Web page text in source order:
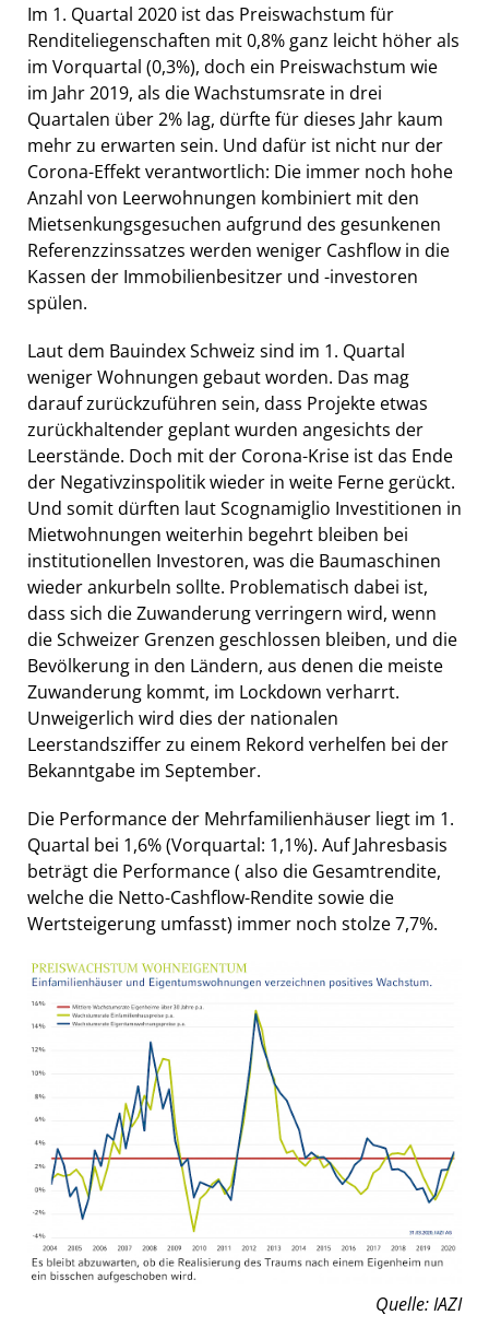
Im 1. Quartal 2020 ist das Preiswachstum für
Renditeliegenschaften mit 0,8% ganz leicht höher als
im Vorquartal (0,3%), doch ein Preiswachstum wie
im Jahr 2019, als die Wachstumsrate in drei
Quartalen über 2% lag, dürfte für dieses Jahr kaum
mehr zu erwarten sein. Und dafür ist nicht nur der
Corona-Effekt verantwortlich: Die immer noch hohe
Anzahl von Leerwohnungen kombiniert mit den
Mietsenkungsgesuchen aufgrund des gesunkenen
Referenzzinssatzes werden weniger Cashflow in die
Kassen der Immobilienbesitzer und -investoren
spülen.
Laut dem Bauindex Schweiz sind im 1. Quartal
weniger Wohnungen gebaut worden. Das mag
darauf zurückzuführen sein, dass Projekte etwas
zurückhaltender geplant wurden angesichts der
Leerstände. Doch mit der Corona-Krise ist das Ende
der Negativzinspolitik wieder in weite Ferne gerückt.
Und somit dürften laut Scognamiglio Investitionen in
Mietwohnungen weiterhin begehrt bleiben bei
institutionellen Investoren, was die Baumaschinen
wieder ankurbeln sollte. Problematisch dabei ist,
dass sich die Zuwanderung verringern wird, wenn
die Schweizer Grenzen geschlossen bleiben, und die
Bevölkerung in den Ländern, aus denen die meiste
Zuwanderung kommt, im Lockdown verharrt.
Unweigerlich wird dies der nationalen
Leerstandsziffer zu einem Rekord verhelfen bei der
Bekanntgabe im September.
Die Performance der Mehrfamilienhäuser liegt im 1.
Quartal bei 1,6% (Vorquartal: 1,1%). Auf Jahresbasis
beträgt die Performance ( also die Gesamtrendite,
welche die Netto-Cashflow-Rendite sowie die
Wertsteigerung umfasst) immer noch stolze 7,7%.
Quelle: IAZI